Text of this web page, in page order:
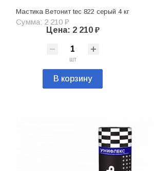
Мастика Ветонит tec 822 серый 4 кг
Сумма: 2 210 ₽
Цена: 2 210 ₽
шт
В корзину